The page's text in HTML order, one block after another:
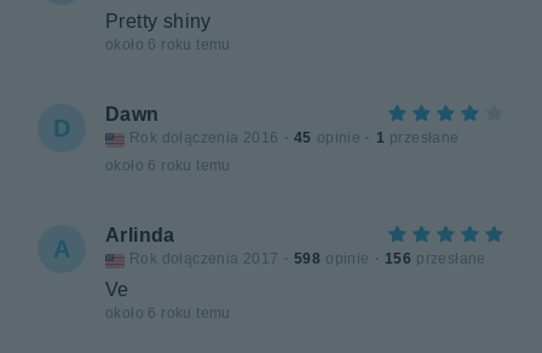
Pretty shiny
około 6 roku temu
D
Dawn
Rok dołączenia 2016 · 45 opinie · 1 przesłane
około 6 roku temu
A
Arlinda
Rok dołączenia 2017 · 598 opinie · 156 przesłane
Ve
około 6 roku temu